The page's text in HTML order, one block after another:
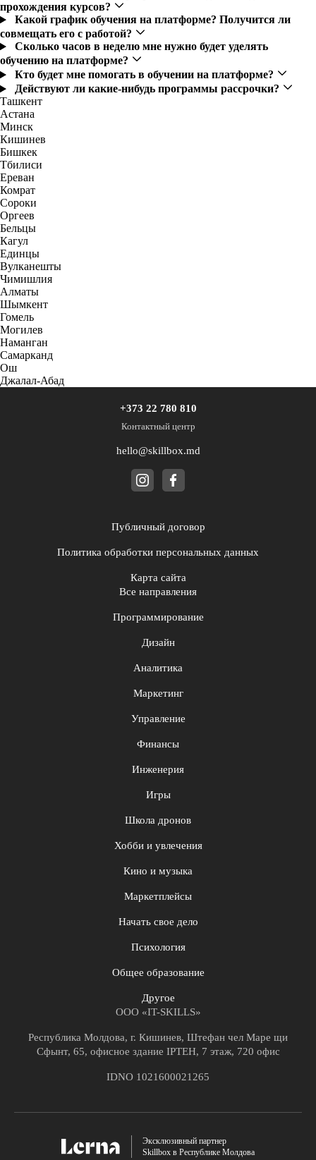
прохождения курсов?
Какой график обучения на платформе? Получится ли
совмещать его с работой?
Сколько часов в неделю мне нужно будет уделять
обучению на платформе?
Кто будет мне помогать в обучении на платформе?
Действуют ли какие-нибудь программы рассрочки?
Ташкент
Астана
Минск
Кишинев
Бишкек
Тбилиси
Ереван
Комрат
Сороки
Оргеев
Бельцы
Кагул
Единцы
Вулканешты
Чимишлия
Алматы
Шымкент
Гомель
Могилев
Наманган
Самарканд
Ош
Джалал-Абад
+373 22 780 810
Контактный центр
hello@skillbox.md
Публичный договор
Политика обработки персональных данных
Карта сайта
Все направления
Программирование
Дизайн
Аналитика
Маркетинг
Управление
Финансы
Инженерия
Игры
Школа дронов
Хобби и увлечения
Кино и музыка
Маркетплейсы
Начать свое дело
Психология
Общее образование
Другое
ООО «IT-SKILLS»
Республика Молдова, г. Кишинев, Штефан чел Маре щи
Сфынт, 65, офисное здание IPTEH, 7 этаж, 720 офис
IDNO 1021600021265
Эксклюзивный партнер
Skillbox в Республике Молдова